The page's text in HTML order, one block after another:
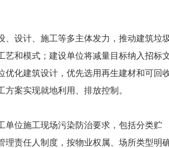
、设计、施工等多主体发力，推动建筑垃
和模式；建设单位将减量目标纳入招标
化建筑设计，优先选用再生建材和可回
案实现就地利用、排放控制。
单位施工现场污染防治要求，包括分类贮
责任人制度，按物业权属、场所类型明